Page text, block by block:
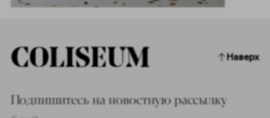
Наверх
Подпишитесь на новостную рассылку